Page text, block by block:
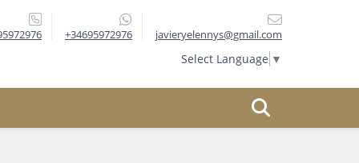
+34695972976 javieryelennys@gmail.com
Select Language ▼